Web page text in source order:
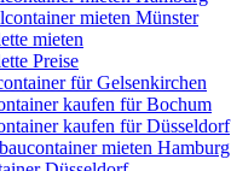
mieten Münster
mieten
Preise
für Gelsenkirchen
kaufen für Bochum
kaufen für Düsseldorf
mieten Hamburg